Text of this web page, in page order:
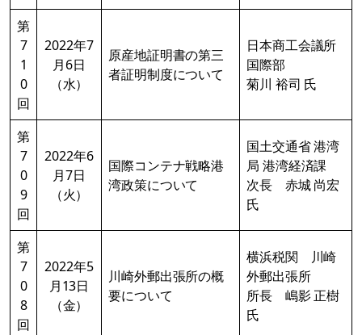
第
7
1
0
回
2022年7
月6日
（水）
原産地証明書の第三
者証明制度について
日本商工会議所
国際部
菊川 裕司 氏
第
7
0
9
回
2022年6
月7日
（火）
国際コンテナ戦略港
湾政策について
国土交通省 港湾
局 港湾経済課
次長 赤城 尚宏
氏
第
7
0
8
回
2022年5
月13日
（金）
川崎外郵出張所の概
要について
横浜税関 川崎
外郵出張所
所長 嶋影 正樹
氏